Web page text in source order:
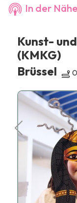
In der
Kunst-
(KMKG)
Brüssel